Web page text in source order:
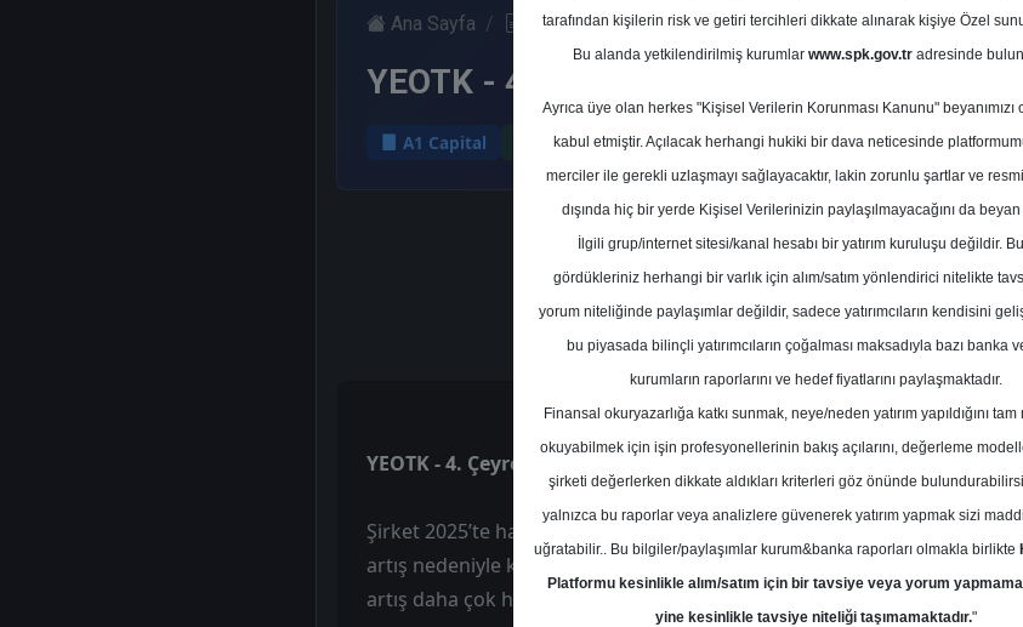
Ana Sayfa Raporlar A1 Capital Rapor Detay
YEOTK - 4. Çeyrek Mali Analiz
A1 Capital 23 Mart 2026
YEOTK - 4. Çeyrek Mali Analiz
Şirket 2025’te hasılatını güçlü şekilde artırarak büyümüş, ancak satış
artış nedeniyle kârlılık marjları belirgin şekilde gerilemiştir. Net kâr
artış daha çok hacim büyümesinden kaynaklanmış, operasyonel kârlılık
tarafından kişilerin risk ve getiri tercihleri dikkate alınarak kişiye Özel
Bu alanda yetkilendirilmiş kurumlar www.spk.gov.tradresinde
Ayrıca üye olan herkes "Kişisel Verilerin Korunması Kanunu" beyanımızı
kabul etmiştir. Açılacak herhangi hukiki bir dava neticesinde
merciler ile gerekli uzlaşmayı sağlayacaktır, lakin zorunlu şartlar ve
dışında hiç bir yerde Kişisel Verilerinizin paylaşılmayacağını da
İlgili grup/internet sitesi/kanal hesabı bir yatırım kuruluşu değildir.
gördükleriniz herhangi bir varlık için alım/satım yönlendirici nitelikte
yorum niteliğinde paylaşımlar değildir, sadece yatırımcıların kendisini
bu piyasada bilinçli yatırımcıların çoğalması maksadıyla bazı banka
kurumların raporlarını ve hedef fiyatlarını paylaşmaktadır.
Finansal okuryazarlığa katkı sunmak, neye/neden yatırım yapıldığını tam
okuyabilmek için işin profesyonellerinin bakış açılarını, değerleme
şirketi değerlerken dikkate aldıkları kriterleri göz önünde
yalnızca bu raporlar veya analizlere güvenerek yatırım yapmak sizi
uğratabilir.. Bu bilgiler/paylaşımlar kurum&banka raporları olmakla birlikte
Platformu kesinlikle alım/satım için bir tavsiye veya yorum
yine kesinlikle tavsiye niteliği taşımamaktadır."